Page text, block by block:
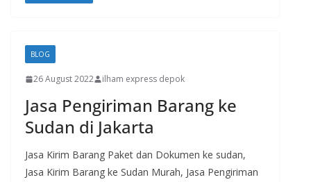
BLOG
26 August 2022 ilham express depok
Jasa Pengiriman Barang ke
Sudan di Jakarta
Jasa Kirim Barang Paket dan Dokumen ke sudan,
Jasa Kirim Barang ke Sudan Murah, Jasa Pengiriman